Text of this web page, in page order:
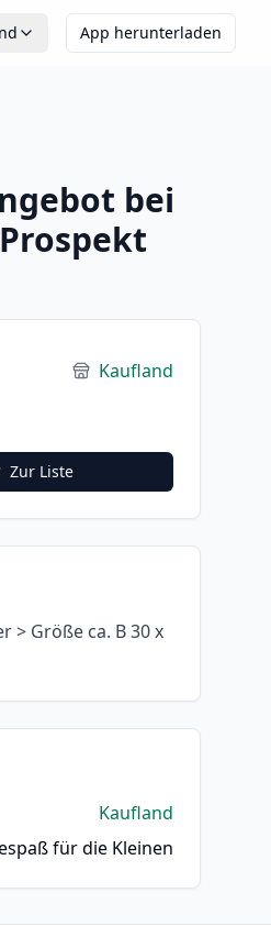
App herunterladen
bei
Kaufland
Zur Liste
> Größe ca. B 30 x
Kaufland
für die Kleinen